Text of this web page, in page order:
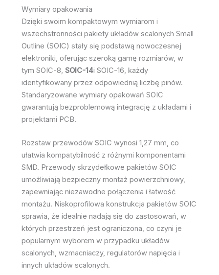
Wymiary opakowania
Dzięki swoim kompaktowym wymiarom i
wszechstronności pakiety układów scalonych Small
Outline (SOIC) stały się podstawą nowoczesnej
elektroniki, oferując szeroką gamę rozmiarów, w
tym SOIC-8, SOIC-14i SOIC-16, każdy
identyfikowany przez odpowiednią liczbę pinów.
Standaryzowane wymiary opakowań SOIC
gwarantują bezproblemową integrację z układami i
projektami PCB.
Rozstaw przewodów SOIC wynosi 1,27 mm, co
ułatwia kompatybilność z różnymi komponentami
SMD. Przewody skrzydełkowe pakietów SOIC
umożliwiają bezpieczny montaż powierzchniowy,
zapewniając niezawodne połączenia i łatwość
montażu. Niskoprofilowa konstrukcja pakietów SOIC
sprawia, że idealnie nadają się do zastosowań, w
których przestrzeń jest ograniczona, co czyni je
popularnym wyborem w przypadku układów
scalonych, wzmacniaczy, regulatorów napięcia i
innych układów scalonych.